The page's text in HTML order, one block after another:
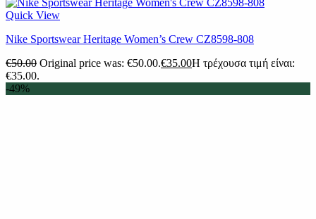
Quick View
Nike Sportswear Heritage Women’s Crew CZ8598-808
€50.00 Original price was: €50.00.€35.00Η τρέχουσα τιμή είναι:
€35.00.
-49%